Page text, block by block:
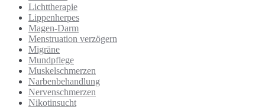
Lichttherapie
Lippenherpes
Magen-Darm
Menstruation verzögern
Migräne
Mundpflege
Muskelschmerzen
Narbenbehandlung
Nervenschmerzen
Nikotinsucht